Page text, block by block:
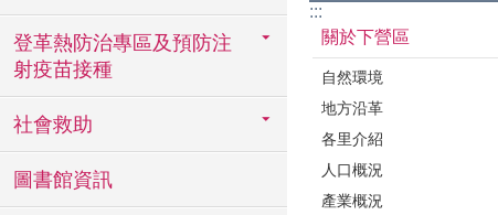
登革熱防治專區及預防注
射疫苗接種
社會救助
圖書館資訊
:::
關於下營區
自然環境
地方沿革
各里介紹
人口概況
產業概況